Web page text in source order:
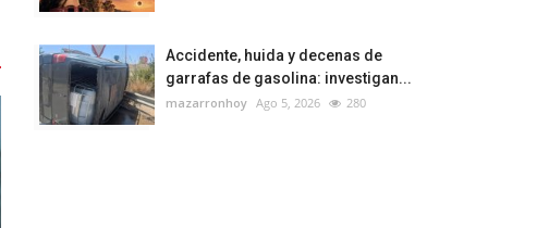
Accidente, huida y decenas de
garrafas de gasolina: investigan...
mazarronhoy Ago 5, 2026 280